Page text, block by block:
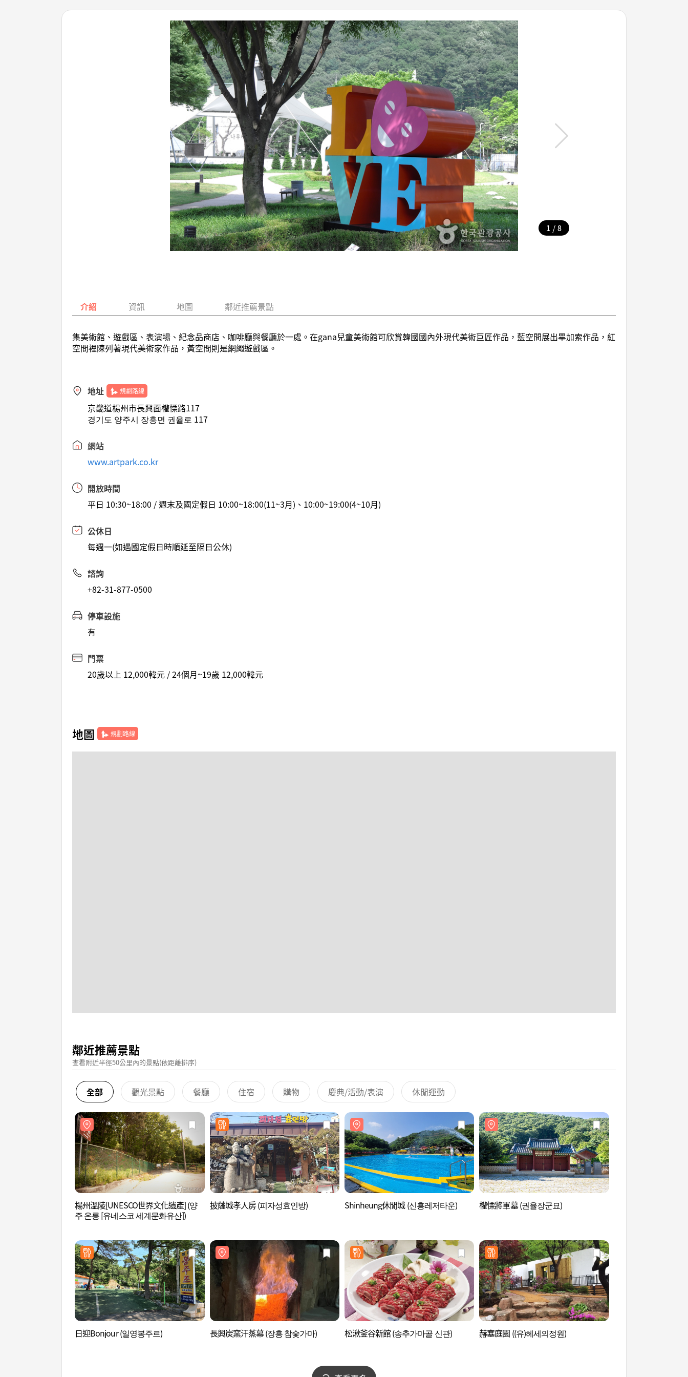
1 / 8
介紹 資訊 地圖 鄰近推薦景點
集美術館、遊戲區、表演場、紀念品商店、咖啡廳與餐廳於一處。在gana兒童美術館可欣賞韓國國內外現代美術巨匠作品，藍空間展出畢加索作品，紅
空間裡陳列著現代美術家作品，黃空間則是網繩遊戲區。
地址 規劃路線
京畿道楊州市長興面權慄路117
경기도 양주시 장흥면 권율로 117
網站
www.artpark.co.kr
開放時間
平日 10:30~18:00 / 週末及國定假日 10:00~18:00(11~3月)、10:00~19:00(4~10月)
公休日
每週一(如遇國定假日時順延至隔日公休)
諮詢
+82-31-877-0500
停車設施
有
門票
20歲以上 12,000韓元 / 24個月~19歲 12,000韓元
地圖 規劃路線
鄰近推薦景點
查看附近半徑50公里內的景點(依距離排序)
全部 觀光景點 餐廳 住宿 購物 慶典/活動/表演 休閒運動
楊州溫陵[UNESCO世界文化遺產] (양
주 온릉 [유네스코 세계문화유산])
披薩城孝人房 (피자성효인방) Shinheung休閒城 (신흥레저타운) 權慄將軍墓 (권율장군묘)
日迎Bonjour (일영봉주르) 長興炭窯汗蒸幕 (장흥 참숯가마) 松湫釜谷新館 (송추가마골 신관) 赫塞庭園 ((유)헤세의정원)